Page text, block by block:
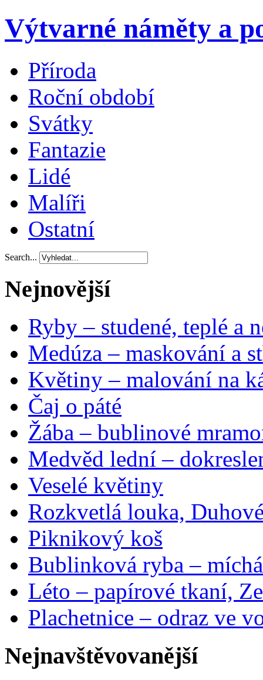
Výtvarné náměty a
Příroda
Roční období
Svátky
Fantazie
Lidé
Malíři
Ostatní
Search...
Nejnovější
Ryby – studené, teplé a
Medúza – maskování a
Květiny – malování na
Čaj o páté
Žába – bublinové
Medvěd lední –
Veselé květiny
Rozkvetlá louka,
Piknikový koš
Bublinková ryba –
Léto – papírové tkaní,
Plachetnice – odraz ve
Nejnavštěvovanější